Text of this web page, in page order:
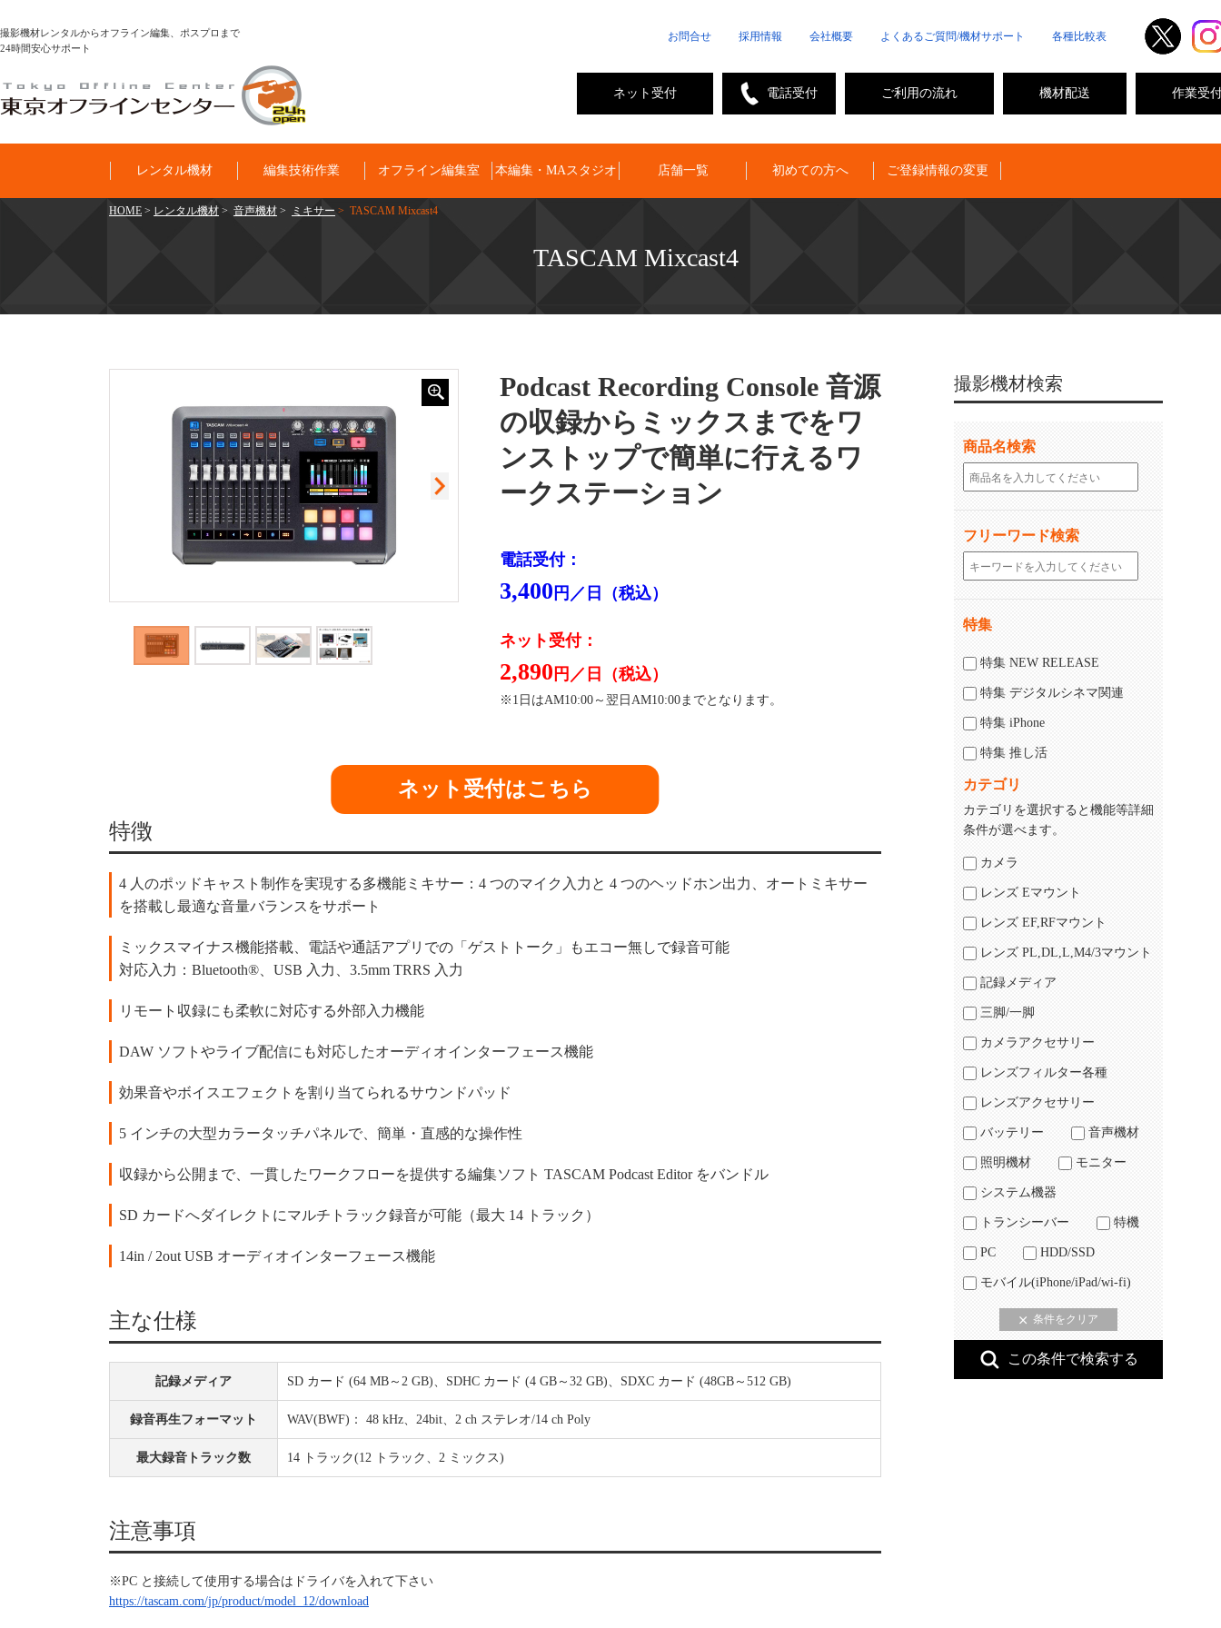
撮影機材レンタルからオフライン編集、ポスプロまで
24時間安心サポート
お問合せ 採用情報 会社概要 よくあるご質問/機材サポート 各種比較表
作業受
機材配送
ご利用の流れ
電話受付
ネット受付
レンタル機材 編集技術作業 オフライン編集室 本編集・MAスタジオ 店舗一覧 初めての方へ ご登録情報の変更
HOME > レンタル機材 > 音声機材 > ミキサー > TASCAM Mixcast4
TASCAM Mixcast4
Podcast Recording Console 音源
の収録からミックスまでをワ
ンストップで簡単に行えるワ
ークステーション
電話受付：
3,400 円／日（税込）
ネット受付：
2,890 円／日（税込）
※1日はAM10:00～翌日AM10:00までとなります。
ネット受付はこちら
特徴
4 人のポッドキャスト制作を実現する多機能ミキサー：4 つのマイク入力と 4 つのヘッドホン出力、オートミキサー
を搭載し最適な音量バランスをサポート
ミックスマイナス機能搭載、電話や通話アプリでの「ゲストトーク」もエコー無しで録音可能
対応入力：Bluetooth®、USB 入力、3.5mm TRRS 入力
リモート収録にも柔軟に対応する外部入力機能
DAW ソフトやライブ配信にも対応したオーディオインターフェース機能
効果音やボイスエフェクトを割り当てられるサウンドパッド
5 インチの大型カラータッチパネルで、簡単・直感的な操作性
収録から公開まで、一貫したワークフローを提供する編集ソフト TASCAM Podcast Editor をバンドル
SD カードへダイレクトにマルチトラック録音が可能（最大 14 トラック）
14in / 2out USB オーディオインターフェース機能
主な仕様
記録メディア SD カード (64 MB～2 GB)、SDHC カード (4 GB～32 GB)、SDXC カード (48GB～512 GB)
録音再生フォーマット WAV(BWF)： 48 kHz、24bit、2 ch ステレオ/14 ch Poly
最大録音トラック数 14 トラック(12 トラック、2 ミックス)
注意事項
※PC と接続して使用する場合はドライバを入れて下さい
https://tascam.com/jp/product/model_12/download
撮影機材検索
商品名検索
フリーワード検索
特集
特集 NEW RELEASE
特集 デジタルシネマ関連
特集 iPhone
特集 推し活
カテゴリ
カテゴリを選択すると機能等詳細
条件が選べます。
カメラ
レンズ Eマウント
レンズ EF,RFマウント
レンズ PL,DL,L,M4/3マウント
記録メディア
三脚/一脚
カメラアクセサリー
レンズフィルター各種
レンズアクセサリー
バッテリー 音声機材
照明機材 モニター
システム機器
トランシーバー 特機
PC HDD/SSD
モバイル(iPhone/iPad/wi-fi)